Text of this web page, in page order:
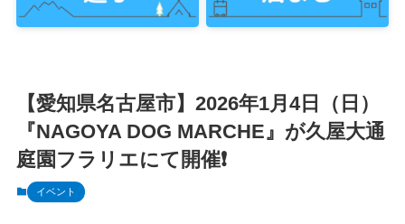
【愛知県名古屋市】2026年1月4日（日）
『NAGOYA DOG MARCHE』が久屋大通
庭園フラリエにて開催❗️
イベント